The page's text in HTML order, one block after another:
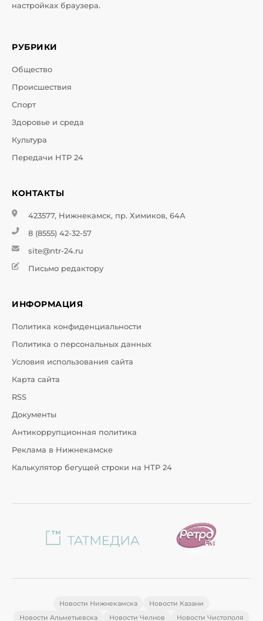
настройках браузера.
РУБРИКИ
Общество
Происшествия
Спорт
Здоровье и среда
Культура
Передачи НТР 24
КОНТАКТЫ
423577, Нижнекамск, пр. Химиков, 64А
8 (8555) 42-32-57
site@ntr-24.ru
Письмо редактору
ИНФОРМАЦИЯ
Политика конфиденциальности
Политика о персональных данных
Условия использования сайта
Карта сайта
RSS
Документы
Антикоррупционная политика
Реклама в Нижнекамске
Калькулятор бегущей строки на НТР 24
Новости Нижнекамска
Новости Казани
Новости Альметьевска
Новости Челнов
Новости Чистополя